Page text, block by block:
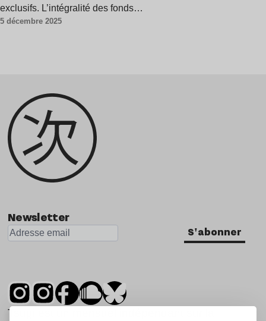
exclusifs. L’intégralité des fonds…
5 décembre 2025
Newsletter
S'abonner
Tsugi est un mensuel indépendant sur la